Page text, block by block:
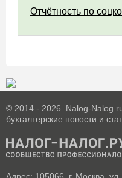
Отчётность по
© 2014 - 2026. Nalog-
бухгалтерские новости и